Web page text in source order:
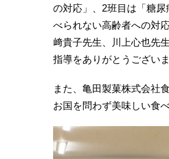
の対応」、 2班目は「糖尿
べられない高齢者への対
﨑貴子先生、川上心也先
指導をありがとうございま
また、亀田製菓株式会社
お国を問わず美味しい食